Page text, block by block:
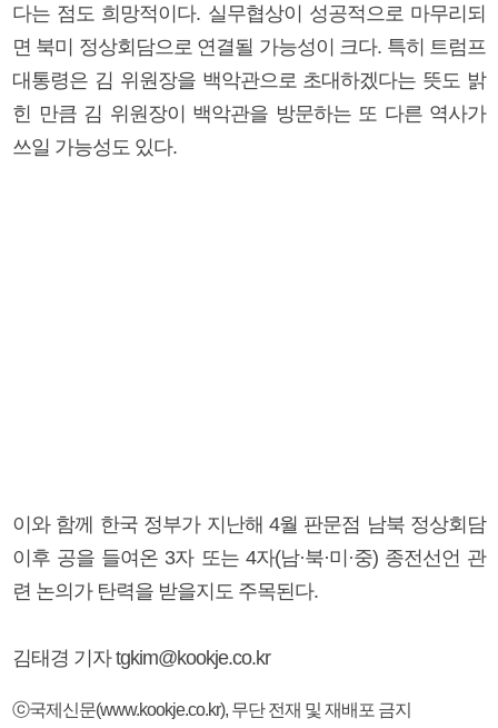
다는 점도 희망적이다. 실무협상이 성공적으로 마무리되
면 북미 정상회담으로 연결될 가능성이 크다. 특히 트럼프
대통령은 김 위원장을 백악관으로 초대하겠다는 뜻도 밝
힌 만큼 김 위원장이 백악관을 방문하는 또 다른 역사가
쓰일 가능성도 있다.
이와 함께 한국 정부가 지난해 4월 판문점 남북 정상회담
이후 공을 들여온 3자 또는 4자(남·북·미·중) 종전선언 관
련 논의가 탄력을 받을지도 주목된다.
김태경 기자 tgkim@kookje.co.kr
ⓒ국제신문(www.kookje.co.kr), 무단 전재 및 재배포 금지